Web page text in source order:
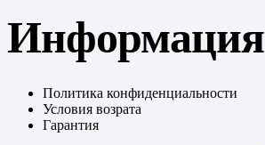
Информация
Политика конфиденциальности
Условия возрата
Гарантия